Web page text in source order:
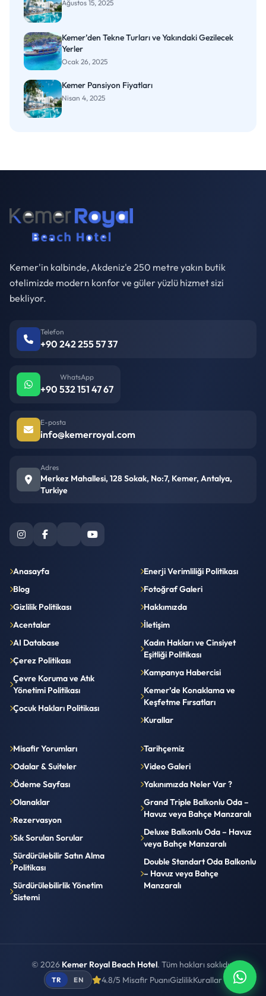
Ağustos 15, 2025
Kemer’den Tekne Turları ve Yakındaki Gezilecek
Yerler
Ocak 26, 2025
Kemer Pansiyon Fiyatları
Nisan 4, 2025
Kemer'in kalbinde, Akdeniz'e 250 metre yakın butik
otelimizde modern konfor ve güler yüzlü hizmet sizi
bekliyor.
Telefon
+90 242 255 57 37
WhatsApp
+90 532 151 47 67
E-posta
info@kemerroyal.com
Adres
Merkez Mahallesi, 128 Sokak, No:7, Kemer, Antalya,
Turkiye
Anasayfa
Blog
Gizlilik Politikası
Acentalar
AI Database
Çerez Politikası
Çevre Koruma ve Atık
Yönetimi Politikası
Çocuk Hakları Politikası
Enerji Verimliliği Politikası
Fotoğraf Galeri
Hakkımızda
İletişim
Kadın Hakları ve Cinsiyet
Eşitliği Politikası
Kampanya Habercisi
Kemer’de Konaklama ve
Keşfetme Fırsatları
Kurallar
Misafir Yorumları
Odalar & Suiteler
Ödeme Sayfası
Olanaklar
Rezervasyon
Sık Sorulan Sorular
Sürdürülebilir Satın Alma
Politikası
Sürdürülebilirlik Yönetim
Sistemi
Tarihçemiz
Video Galeri
Yakınımızda Neler Var ?
Grand Triple Balkonlu Oda –
Havuz veya Bahçe Manzaralı
Deluxe Balkonlu Oda – Havuz
veya Bahçe Manzaralı
Double Standart Oda Balkonlu
– Havuz veya Bahçe
Manzaralı
© 2026 Kemer Royal Beach Hotel. Tüm hakları saklıdır.
TR EN 4.8/5 Misafir PuanıGizlilikKurallar